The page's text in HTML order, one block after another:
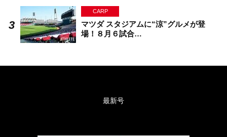
CARP
マツダ スタジアムに“涼”グルメが登
場！８月６試合…
最新号